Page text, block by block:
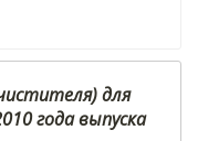
для
года выпуска